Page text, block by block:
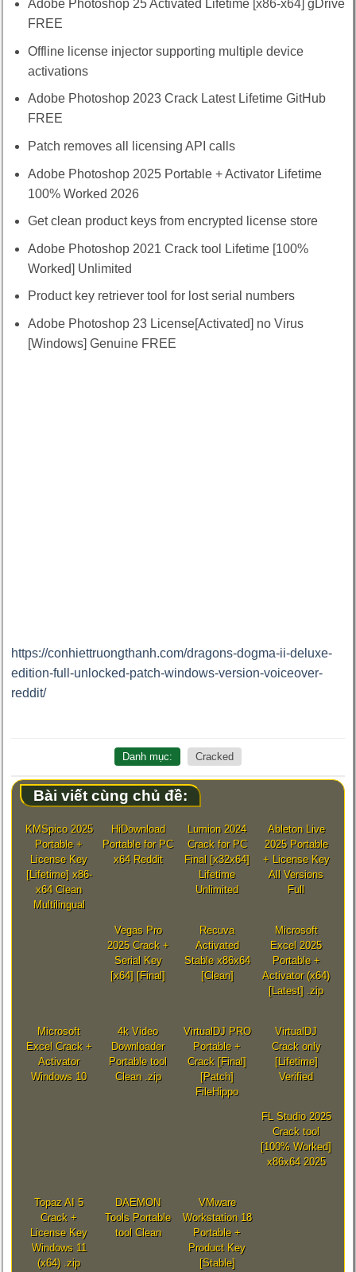
Adobe Photoshop 25 Activated Lifetime [x86-x64] gDrive
FREE
Offline license injector supporting multiple device
activations
Adobe Photoshop 2023 Crack Latest Lifetime GitHub
FREE
Patch removes all licensing API calls
Adobe Photoshop 2025 Portable + Activator Lifetime
100% Worked 2026
Get clean product keys from encrypted license store
Adobe Photoshop 2021 Crack tool Lifetime [100%
Worked] Unlimited
Product key retriever tool for lost serial numbers
Adobe Photoshop 23 License[Activated] no Virus
[Windows] Genuine FREE
https://conhiettruongthanh.com/dragons-dogma-ii-deluxe-
edition-full-unlocked-patch-windows-version-voiceover-
reddit/
Danh mục: Cracked
Bài viết cùng chủ đề:
KMSpico 2025
Portable +
License Key
[Lifetime] x86-
x64 Clean
Multilingual
HiDownload
Portable for PC
x64 Reddit
Lumion 2024
Crack for PC
Final [x32x64]
Lifetime
Unlimited
Ableton Live
2025 Portable
+ License Key
All Versions
Full
Vegas Pro
2025 Crack +
Serial Key
[x64] [Final]
Recuva
Activated
Stable x86x64
[Clean]
Microsoft
Excel 2025
Portable +
Activator (x64)
[Latest] .zip
Microsoft
Excel Crack +
Activator
Windows 10
4k Video
Downloader
Portable tool
Clean .zip
VirtualDJ PRO
Portable +
Crack [Final]
[Patch]
FileHippo
VirtualDJ
Crack only
[Lifetime]
Verified
FL Studio 2025
Crack tool
[100% Worked]
x86x64 2025
Topaz AI 5
Crack +
License Key
Windows 11
(x64) .zip
DAEMON
Tools Portable
tool Clean
VMware
Workstation 18
Portable +
Product Key
[Stable]